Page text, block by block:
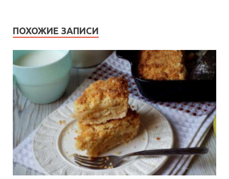
ПОХОЖИЕ ЗАПИСИ